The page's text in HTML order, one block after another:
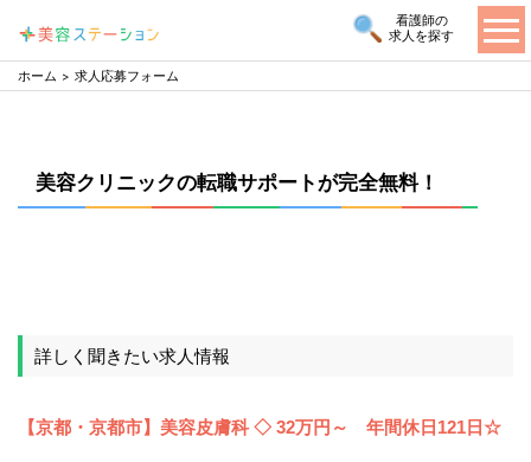
看護師の
求人を探す
ホーム 求人応募フォーム
美容クリニックの転職サポートが完全無料！
詳しく聞きたい求人情報